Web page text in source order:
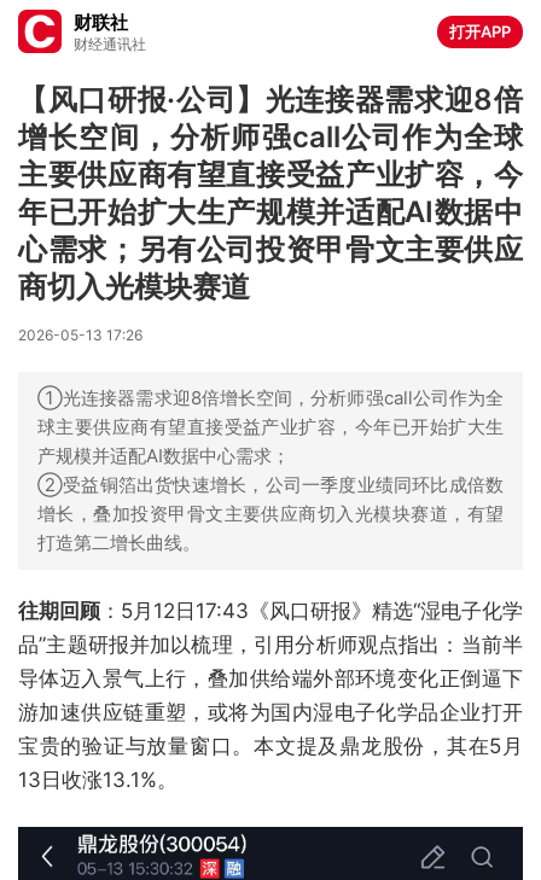
财联社
财经通讯社
打开APP
【风口研报·公司】光连接器需求迎8倍
增长空间，分析师强call公司作为全球
主要供应商有望直接受益产业扩容，今
年已开始扩大生产规模并适配AI数据中
心需求；另有公司投资甲骨文主要供应
商切入光模块赛道
2026-05-13 17:26
①光连接器需求迎8倍增长空间，分析师强call公司作为全
球主要供应商有望直接受益产业扩容，今年已开始扩大生
产规模并适配AI数据中心需求；
②受益铜箔出货快速增长，公司一季度业绩同环比成倍数
增长，叠加投资甲骨文主要供应商切入光模块赛道，有望
打造第二增长曲线。
往期回顾 ：5月12日17:43《风口研报》精选“湿电子化学
品”主题研报并加以梳理，引用分析师观点指出：当前半
导体迈入景气上行，叠加供给端外部环境变化正倒逼下
游加速供应链重塑，或将为国内湿电子化学品企业打开
宝贵的验证与放量窗口。本文提及鼎龙股份，其在5月
13日收涨13.1%。